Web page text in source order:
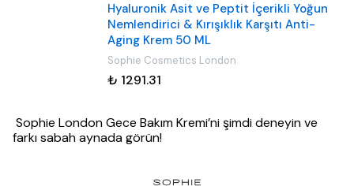
Hyaluronik Asit ve Peptit İçerikli Yoğun
Nemlendirici & Kırışıklık Karşıtı Anti-
Aging Krem 50 ML
Sophie Cosmetics London
₺ 1291.31
Sophie London Gece Bakım Kremi’ni şimdi deneyin ve
farkı sabah aynada görün!